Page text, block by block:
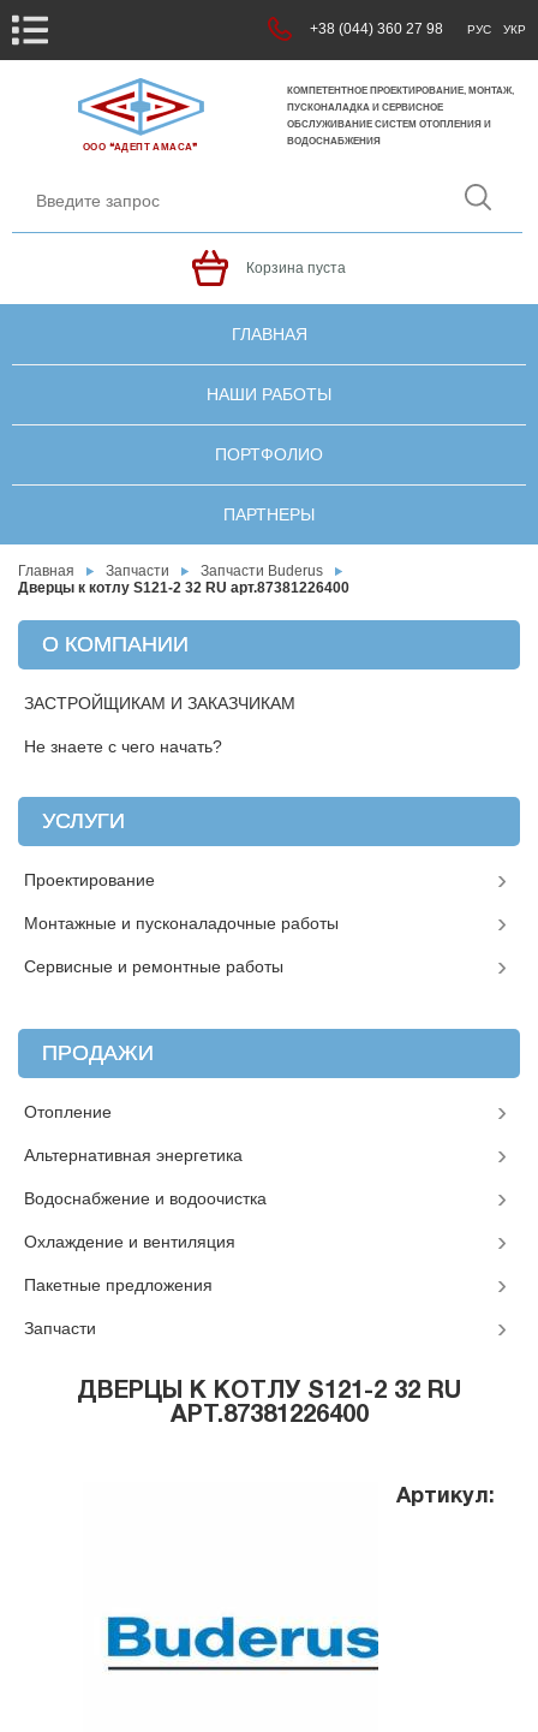
+38 (044) 360 27 98 РУС УКР
ООО ❝АДЕПТ АМАСА❞
КОМПЕТЕНТНОЕ ПРОЕКТИРОВАНИЕ, МОНТАЖ,
ПУСКОНАЛАДКА И СЕРВИСНОЕ
ОБСЛУЖИВАНИЕ СИСТЕМ ОТОПЛЕНИЯ И
ВОДОСНАБЖЕНИЯ
Корзина пуста
ГЛАВНАЯ
НАШИ РАБОТЫ
ПОРТФОЛИО
ПАРТНЕРЫ
Главная Запчасти
Запчасти Buderus
Дверцы к котлу S121-2 32 RU арт.87381226400
ДВЕРЦЫ К КОТЛУ S121-2 32 RU
АРТ.87381226400
Артикул:
О КОМПАНИИ
ЗАСТРОЙЩИКАМ И ЗАКАЗЧИКАМ
Не знаете с чего начать?
УСЛУГИ
Проектирование
Монтажные и пусконаладочные работы
Сервисные и ремонтные работы
ПРОДАЖИ
Отопление
Альтернативная энергетика
Водоснабжение и водоочистка
Охлаждение и вентиляция
Пакетные предложения
Запчасти